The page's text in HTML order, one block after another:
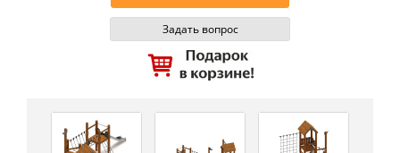
Задать вопрос